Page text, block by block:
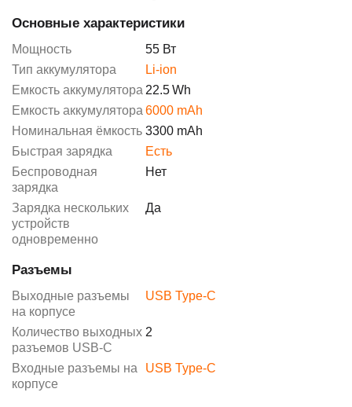
Основные характеристики
Мощность
55 Вт
Тип аккумулятора
Li-ion
Емкость аккумулятора 22.5Wh
Емкость аккумулятора 6000 mAh
Номинальная ёмкость 3300 mAh
Быстрая зарядка
Есть
Беспроводная
зарядка
Нет
Зарядка нескольких
устройств
одновременно
Да
Разъемы
Выходные разъемы
на корпусе
USB Type-C
Количество выходных
разъемов USB-C
2
Входные разъемы на
корпусе
USB Type-C